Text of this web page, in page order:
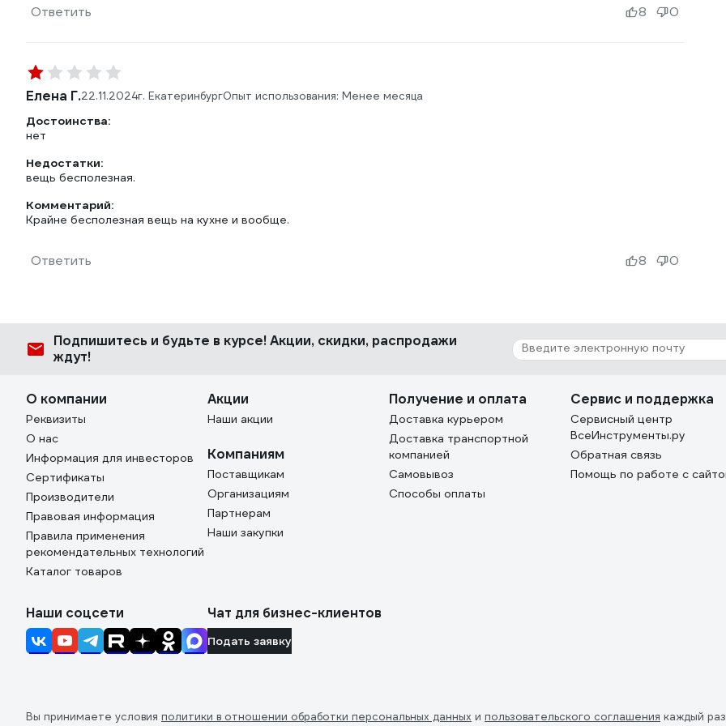
Ответить 8 0
Елена Г.22.11.2024г. ЕкатеринбургОпыт использования: Менее месяца
Достоинства:
нет
Недостатки:
вещь бесполезная.
Комментарий:
Крайне бесполезная вещь на кухне и вообще.
Ответить 8 0
Подпишитесь и будьте в курсе! Акции, скидки, распродажи
ждут!
О компании
Реквизиты
О нас
Информация для инвесторов
Сертификаты
Производители
Правовая информация
Правила применения
рекомендательных технологий
Каталог товаров
Акции
Наши акции
Компаниям
Поставщикам
Организациям
Партнерам
Наши закупки
Получение и оплата
Доставка курьером
Доставка транспортной
компанией
Самовывоз
Способы оплаты
Сервис и поддержка
Сервисный центр
ВсеИнструменты.ру
Обратная связь
Помощь по работе с
Наши соцсети Чат для бизнес-клиентов
Подать заявку
Вы принимаете условия политики в отношении обработки персональных данных и пользовательского соглашения каждый